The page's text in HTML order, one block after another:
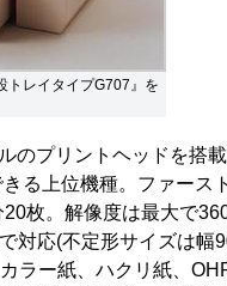
トレイタイプG707』を
のプリントヘッドを搭
る上位機種。ファース
枚。解像度は最大で
対応(不定形サイズは幅
ラー紙、ハクリ紙、